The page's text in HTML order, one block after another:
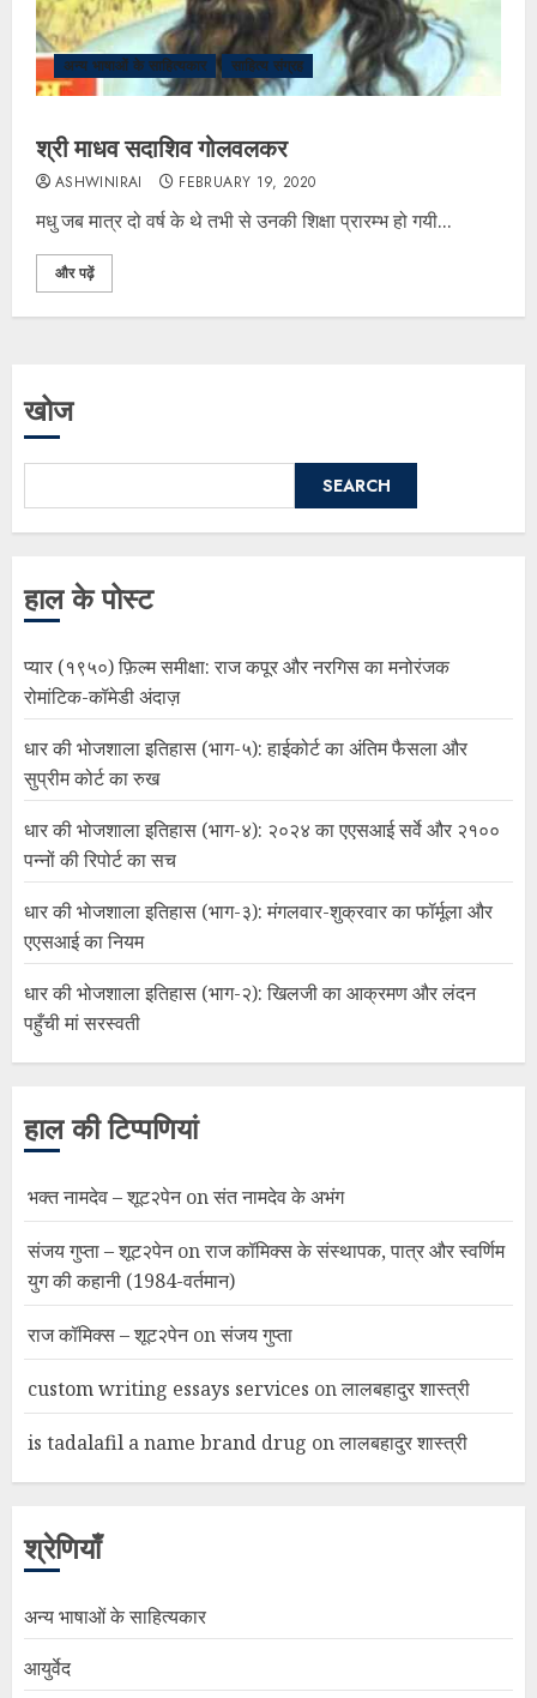
अन्य भाषाओं के साहित्यकार साहित्य संग्रह
श्री माधव सदाशिव गोलवलकर
ASHWINIRAI FEBRUARY 19, 2020
मधु जब मात्र दो वर्ष के थे तभी से उनकी शिक्षा प्रारम्भ हो गयी...
और पढ़ें
खोज
SEARCH
हाल के पोस्ट
प्यार (१९५०) फ़िल्म समीक्षा: राज कपूर और नरगिस का मनोरंजक
रोमांटिक-कॉमेडी अंदाज़
धार की भोजशाला इतिहास (भाग-५): हाईकोर्ट का अंतिम फैसला और
सुप्रीम कोर्ट का रुख
धार की भोजशाला इतिहास (भाग-४): २०२४ का एएसआई सर्वे और २१००
पन्नों की रिपोर्ट का सच
धार की भोजशाला इतिहास (भाग-३): मंगलवार-शुक्रवार का फॉर्मूला और
एएसआई का नियम
धार की भोजशाला इतिहास (भाग-२): खिलजी का आक्रमण और लंदन
पहुँची मां सरस्वती
हाल की टिप्पणियां
भक्त नामदेव – शूट२पेनonसंत नामदेव के अभंग
संजय गुप्ता – शूट२पेनonराज कॉमिक्स के संस्थापक, पात्र और स्वर्णिम
युग की कहानी (1984-वर्तमान)
राज कॉमिक्स – शूट२पेनonसंजय गुप्ता
custom writing essays services onलालबहादुर शास्त्री
is tadalafil a name brand drug onलालबहादुर शास्त्री
श्रेणियाँ
अन्य भाषाओं के साहित्यकार
आयुर्वेद